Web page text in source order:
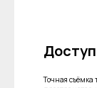
Доступ
Точная съёмка